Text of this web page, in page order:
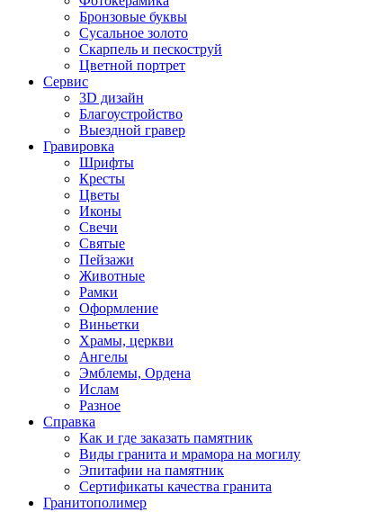
Бронзовые буквы
Сусальное золото
Скарпель и пескоструй
Цветной портрет
Сервис
3D дизайн
Благоустройство
Выездной гравер
Гравировка
Шрифты
Кресты
Цветы
Иконы
Свечи
Святые
Пейзажи
Животные
Рамки
Оформление
Виньетки
Храмы, церкви
Ангелы
Эмблемы, Ордена
Ислам
Разное
Справка
Как и где заказать памятник
Виды гранита и мрамора на могилу
Эпитафии на памятник
Сертификаты качества гранита
Гранитополимер